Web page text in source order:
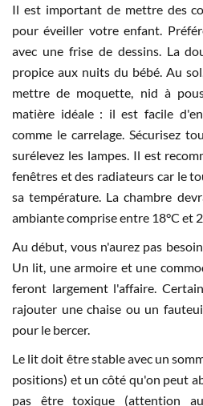
Il est important de mettre des
pour éveiller votre enfant.
avec une frise de dessins. La
propice aux nuits du bébé. Au
mettre de moquette, nid à
matière idéale : il est facile
comme le carrelage. Sécurisez
surélevez les lampes. Il est
fenêtres et des radiateurs car le
sa température. La chambre
ambiante comprise entre 18°C et
Au début, vous n'aurez pas
Un lit, une armoire et une
feront largement l'affaire.
rajouter une chaise ou un
pour le bercer.
Le lit doit être stable avec un
positions) et un côté qu'on peut
pas être toxique (attention